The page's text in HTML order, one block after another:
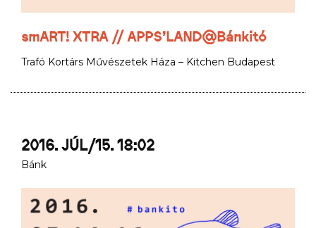
smART! XTRA // APPS’LAND@Bánkitó
Trafó Kortárs Művészetek Háza – Kitchen Budapest
2016. JÚL/15. 18:02
Bánk